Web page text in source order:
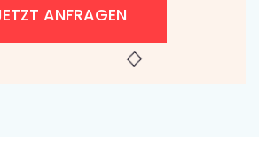
ANFRAGEN